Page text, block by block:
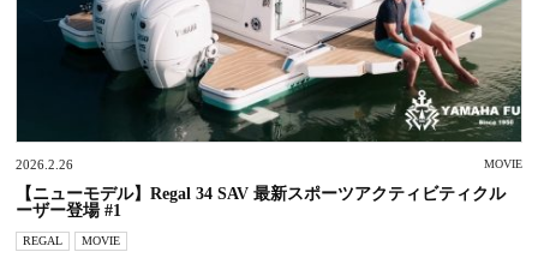
2026.2.26 MOVIE
【ニューモデル】Regal 34 SAV 最新スポーツアクティビティクル
ーザー登場 #1
REGAL MOVIE